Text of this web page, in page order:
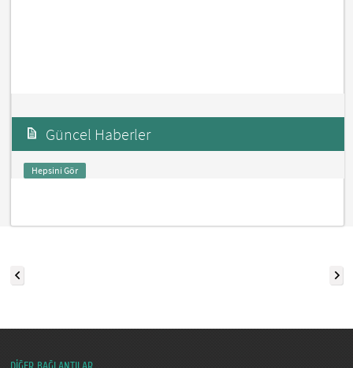
Güncel Haberler
Hepsini Gör